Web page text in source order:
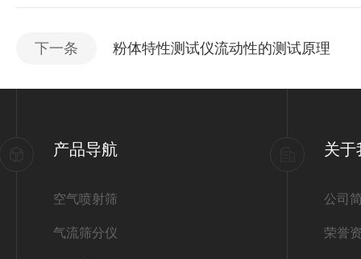
下一条 粉体特性测试仪流动性的测试原理
产品导航
空气喷射筛
气流筛分仪
关于
公司
荣誉